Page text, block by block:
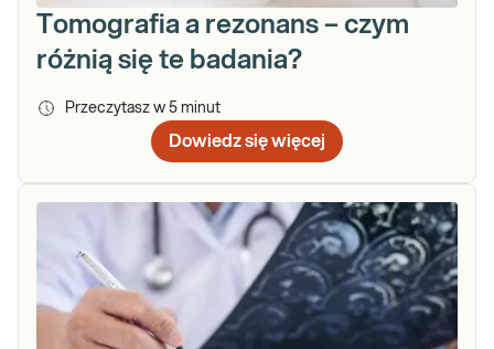
Tomografia a rezonans – czym
różnią się te badania?
Przeczytasz w 5 minut
Dowiedz się więcej